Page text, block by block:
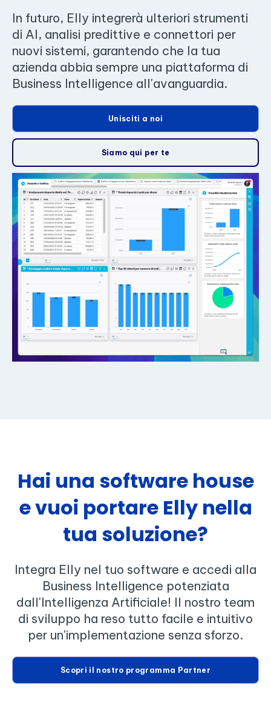
In futuro, Elly integrerà ulteriori strumenti
di AI, analisi predittive e connettori per
nuovi sistemi, garantendo che la tua
azienda abbia sempre una piattaforma di
Business Intelligence all'avanguardia.
Unisciti a noi
Siamo qui per te
Hai una software house
e vuoi portare Elly nella
tua soluzione?
Integra Elly nel tuo software e accedi alla
Business Intelligence potenziata
dall'Intelligenza Artificiale! Il nostro team
di sviluppo ha reso tutto facile e intuitivo
per un'implementazione senza sforzo.
Scopri il nostro programma Partner